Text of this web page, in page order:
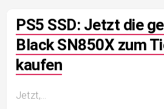
PS5 SSD: Jetzt die
Black SN850X zum
kaufen
Jetzt,...